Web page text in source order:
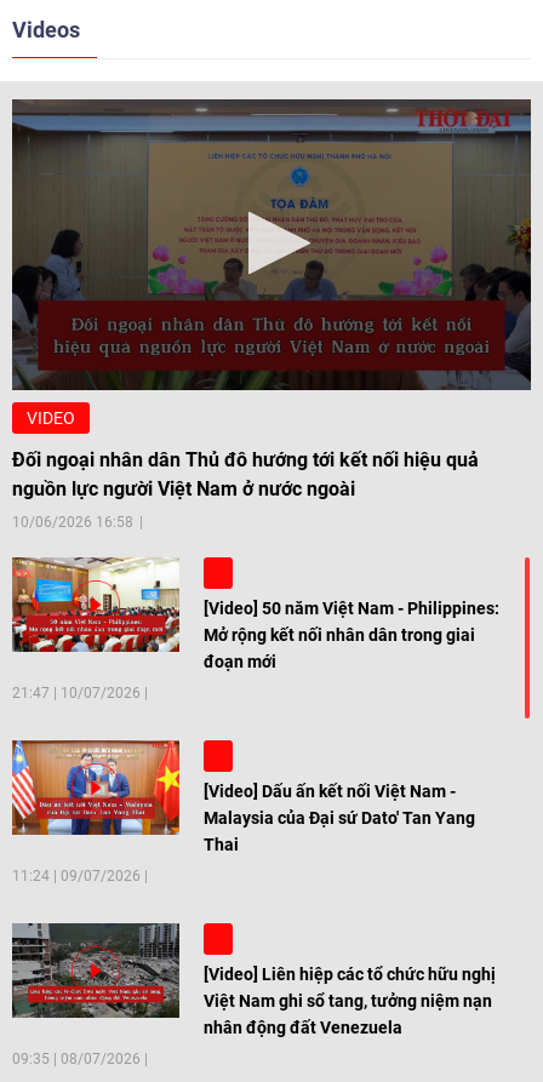
Videos
VIDEO
Đối ngoại nhân dân Thủ đô hướng tới kết nối hiệu quả
nguồn lực người Việt Nam ở nước ngoài
10/06/2026 16:58
[Video] 50 năm Việt Nam - Philippines:
Mở rộng kết nối nhân dân trong giai
đoạn mới
21:47 10/07/2026
[Video] Dấu ấn kết nối Việt Nam -
Malaysia của Đại sứ Dato' Tan Yang
Thai
11:24 09/07/2026
[Video] Liên hiệp các tổ chức hữu nghị
Việt Nam ghi sổ tang, tưởng niệm nạn
nhân động đất Venezuela
09:35 08/07/2026